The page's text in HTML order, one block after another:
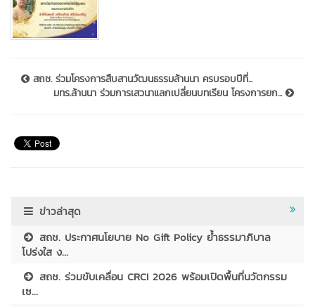
สถช. ร่วมโครงการสืบสานวัฒนธรรมล้านนา ครบรอบปีที่...
มทร.ล้านนา ร่วมการเสวนาแลกเปลี่ยนบทเรียน โครงการยก...
ข่าวล่าสุด
สถช. ประกาศนโยบาย No Gift Policy ย้ำธรรมาภิบาล
โปร่งใส ง...
สถช. ร่วมขับเคลื่อน CRCI 2026 พร้อมเปิดพื้นที่นวัตกรรม
เซ...